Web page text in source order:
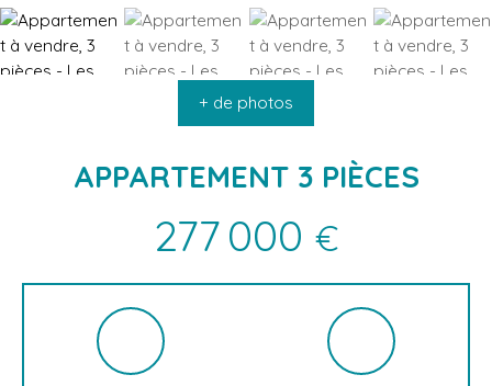
ACCUEIL ACHETER VENDRE INFOS & ACTUALITÉS
+ de photos
APPARTEMENT 3 PIÈCES
277 000 €